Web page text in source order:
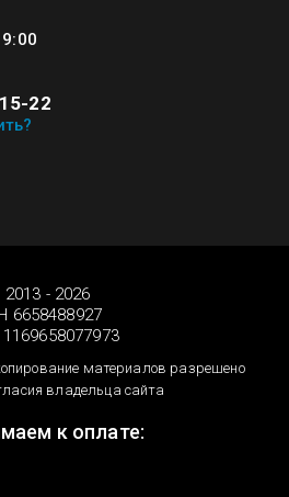
22
- 2026
6658488927
материалов разрешено
владельца сайта
к оплате: